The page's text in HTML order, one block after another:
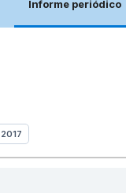
Informe periódico
2017